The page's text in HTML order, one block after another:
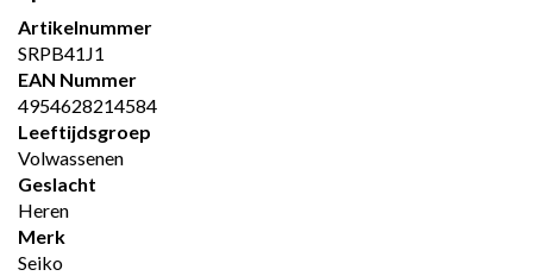
Artikelnummer
SRPB41J1
EAN Nummer
4954628214584
Leeftijdsgroep
Volwassenen
Geslacht
Heren
Merk
Seiko